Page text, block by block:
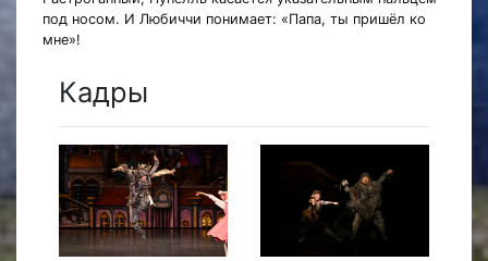
под носом. И Любиччи понимает: «Папа, ты пришёл ко
мне»!
Кадры